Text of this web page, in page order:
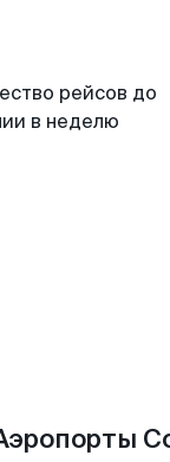
рейсов до
в неделю